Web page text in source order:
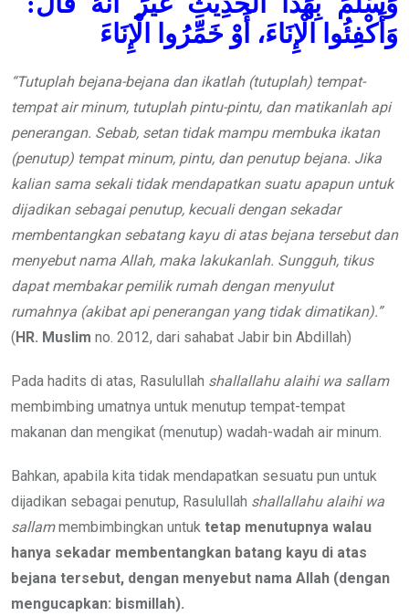
وَأَكْفِئُوا الْإِنَاءَ، أَوْ خَمِّرُوا الْإِنَاءَ
“Tutuplah bejana-bejana dan ikatlah (tutuplah) tempat-
tempat air minum, tutuplah pintu-pintu, dan matikanlah api
penerangan. Sebab, setan tidak mampumembuka ikatan
(penutup) tempat minum, pintu, dan penutup bejana. Jika
kalian sama sekali tidak mendapatkan suatu apapun untuk
dijadikan sebagai penutup, kecuali dengan sekadar
membentangkan sebatang kayu di atas bejana tersebut dan
menyebut nama Allah, maka lakukanlah. Sungguh, tikus
dapat membakar pemilik rumah dengan menyulut
rumahnya (akibat api penerangan yang tidak dimatikan).”
(HR. Muslim no. 2012, dari sahabat Jabir bin Abdillah)
Pada hadits di atas, Rasulullah shallallahu alaihi wa sallam
membimbing umatnya untuk menutup tempat-tempat
makanan dan mengikat (menutup) wadah-wadah air minum.
Bahkan, apabila kita tidak mendapatkan sesuatu pun untuk
dijadikan sebagai penutup, Rasulullah shallallahu alaihi wa
sallammembimbingkan untuk tetap menutupnya walau
hanya sekadar membentangkan batang kayu di atas
bejana tersebut, dengan menyebut nama Allah (dengan
mengucapkan: bismillah).